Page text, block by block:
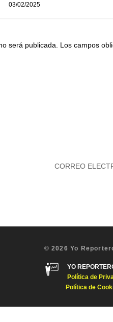
03/02/2025
será publicada. Los campos
© 2026 Yo
YO
Política de
Política de